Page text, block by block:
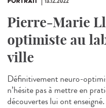
Pierre-Marie
optimiste au
ville
Définitivement neuro-
n’hésite pas à mettre en
découvertes lui ont enseigné.